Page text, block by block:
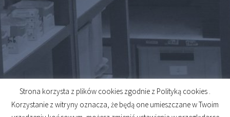
© 2026
Created byMidero
Strona korzysta z plików cookies zgodnie z Polityką cookies .
Korzystanie z witryny oznacza, że będą one umieszczane w Twoim